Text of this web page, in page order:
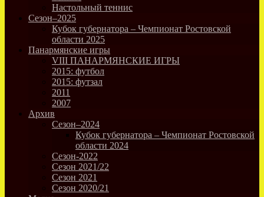
Настольный теннис
Сезон–2025
Кубок губернатора – Чемпионат Ростовской
области 2025
Панармянские игры
VIII ПАНАРМЯНСКИЕ ИГРЫ
2015: футбол
2015: футзал
2011
2007
Архив
Сезон–2024
Кубок губернатора – Чемпионат Ростовской
области 2024
Сезон-2022
Сезон 2021/22
Сезон 2021
Сезон 2020/21